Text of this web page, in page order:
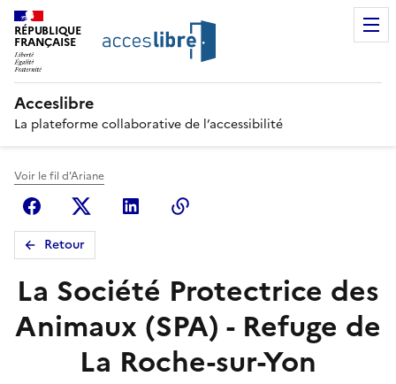
RÉPUBLIQUE
FRANÇAISE
Acceslibre
La plateforme collaborative de l’accessibilité
Voir le fil d'Ariane
FacebookX (anciennement Twitter)
Linkedin
Retour
La Société Protectrice des
Animaux (SPA) - Refuge de
La Roche-sur-Yon